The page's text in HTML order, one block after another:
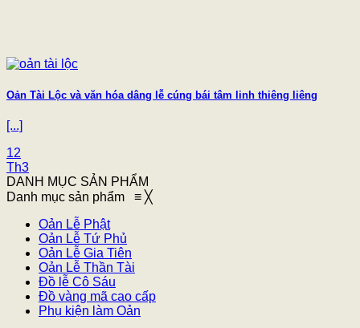
Oản Tài Lộc và văn hóa dâng lễ cúng bái tâm linh thiêng liêng
[...]
12
Th3
DANH MỤC SẢN PHẨM
Danh mục sản phẩm ≡ ╳
Oản Lễ Phật
Oản Lễ Tứ Phủ
Oản Lễ Gia Tiên
Oản Lễ Thần Tài
Đồ lễ Cô Sáu
Đồ vàng mã cao cấp
Phụ kiện làm Oản